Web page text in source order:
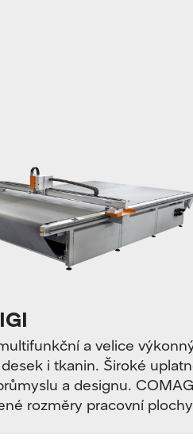
a velice
i tkanin. Široké
a designu.
rozměry pracovní plochy.